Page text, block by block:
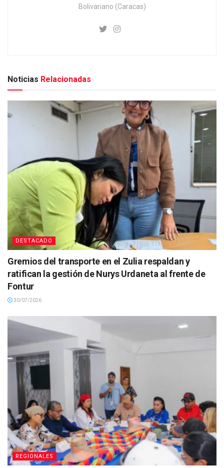
Bolivariano (Caracas)
Noticias Relacionadas
DESTACADO
Gremios del transporte en el Zulia respaldan y
ratifican la gestión de Nurys Urdaneta al frente de
Fontur
30/07/2026
REGIONALES